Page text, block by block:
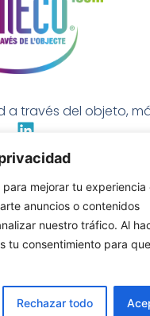
para mejorar tu experiencia
anuncios o contenidos
nuestro tráfico. Al
tu consentimiento para
Rechazar todo
a través del objeto,